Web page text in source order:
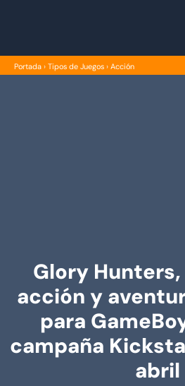
Portada › Tipos de Juegos › Acción
Glory Hunters,
acción y
para
campaña
abril